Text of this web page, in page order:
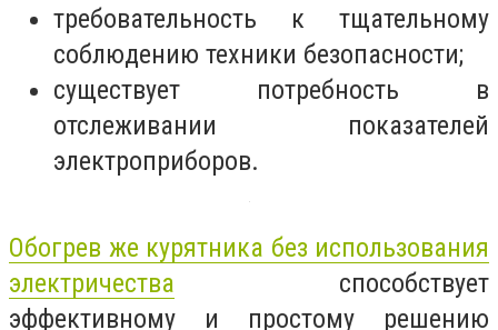
требовательность к тщательному
соблюдению техники безопасности;
существует потребность в
отслеживании показателей
электроприборов.
Обогрев же курятника без использования
электричества способствует
эффективному и простому решению